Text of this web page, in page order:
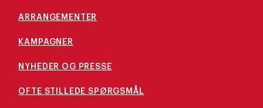
ARRANGEMENTER
KAMPAGNER
NYHEDER OG PRESSE
OFTE STILLEDE SPØRGSMÅL